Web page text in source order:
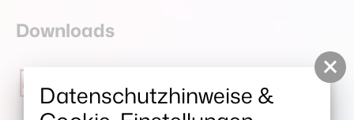
Downloads
(482,06 KB)
Datenschutzhinweise &